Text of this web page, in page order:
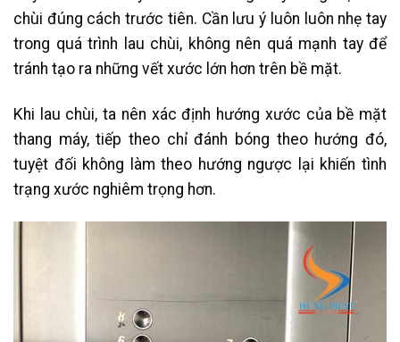
chùi đúng cách trước tiên. Cần lưu ý luôn luôn nhẹ tay
trong quá trình lau chùi, không nên quá mạnh tay để
tránh tạo ra những vết xước lớn hơn trên bề mặt.
Khi lau chùi, ta nên xác định hướng xước của bề mặt
thang máy, tiếp theo chỉ đánh bóng theo hướng đó,
tuyệt đối không làm theo hướng ngược lại khiến tình
trạng xước nghiêm trọng hơn.